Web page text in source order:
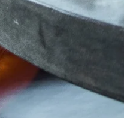
Brussels EU
4*